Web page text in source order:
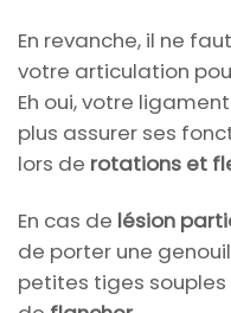
En revanche, il ne
votre articulation
Eh oui, votre
plus assurer ses
lors de rotations et
En cas de lésion
de porter une
petites tiges